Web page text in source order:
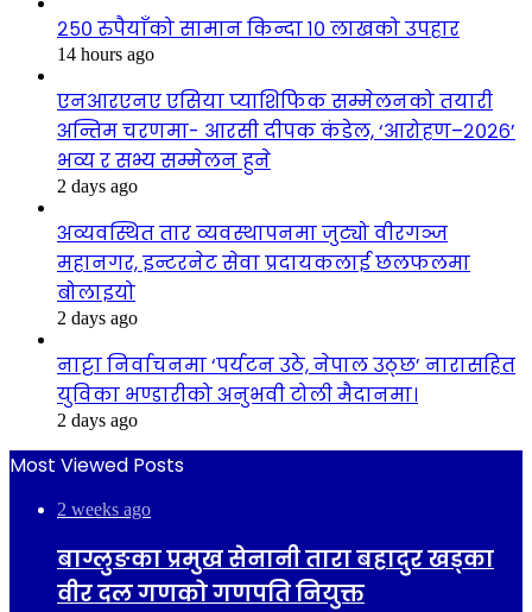
२५० रुपैयाँको सामान किन्दा १० लाखको उपहार
14 hours ago
एनआरएनए एसिया प्याशिफिक सम्मेलनको तयारी
अन्तिम चरणमा- आरसी दीपक कंडेल, ‘आरोहण–२०२६’
भव्य र सभ्य सम्मेलन हुने
2 days ago
अव्यवस्थित तार व्यवस्थापनमा जुट्यो वीरगञ्ज
महानगर, इन्टरनेट सेवा प्रदायकलाई छलफलमा
बोलाइयो
2 days ago
नाट्टा निर्वाचनमा ‘पर्यटन उठे, नेपाल उठ्छ’ नारासहित
युविका भण्डारीको अनुभवी टोली मैदानमा।
2 days ago
Most Viewed Posts
2 weeks ago
बाग्लुङका प्रमुख सेनानी तारा बहादुर खड्का
वीर दल गणको गणपति नियुक्त